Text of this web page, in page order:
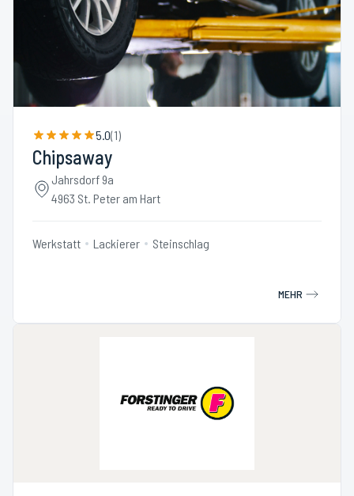
5.0(1)
Chipsaway
Jahrsdorf 9a
4963 St. Peter am Hart
Werkstatt Lackierer Steinschlag
MEHR